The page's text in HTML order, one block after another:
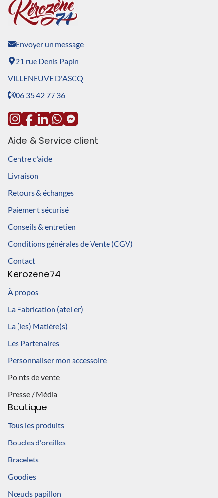
Envoyer un message
21 rue Denis Papin
VILLENEUVE D'ASCQ
06 35 42 77 36
Aide & Service client
Centre d’aide
Livraison
Retours & échanges
Paiement sécurisé
Conseils & entretien
Conditions générales de Vente (CGV)
Contact
Kerozene74
À propos
La Fabrication (atelier)
La (les) Matière(s)
Les Partenaires
Personnaliser mon accessoire
Points de vente
Presse / Média
Boutique
Tous les produits
Boucles d'oreilles
Bracelets
Goodies
Nœuds papillon